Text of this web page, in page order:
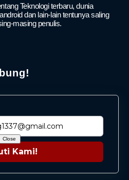
Teknologi terbaru, dunia
dan lain-lain tentunya saling
masing penulis.
Kami!
Close